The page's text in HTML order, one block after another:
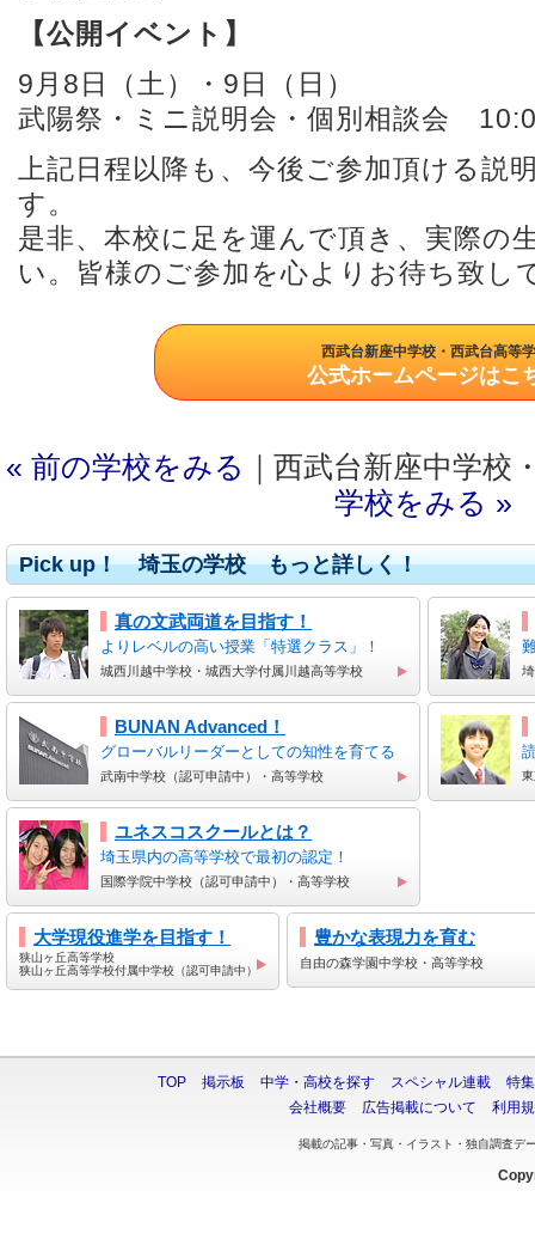
【公開イベント】
9月8日（土）・9日（日）
武陽祭・ミニ説明会・個別相談会
上記日程以降も、今後ご参加頂ける説
す。
是非、本校に足を運んで頂き、実際の
い。皆様のご参加を心よりお待ち致し
西武台新座中学校・西武台高等
公式ホームページはこ
« 前の学校をみる ｜西武台新座中学校
学校をみる »
Pick up！ 埼玉の学校 もっと詳しく！
真の文武両道を目指す！
よりレベルの高い授業「特選クラス」！
城西川越中学校・城西大学付属川越高等学校
BUNAN Advanced！
グローバルリーダーとしての知性を育てる
武南中学校（認可申請中）・高等学校
ユネスコスクールとは？
埼玉県内の高等学校で最初の認定！
国際学院中学校（認可申請中）・高等学校
大学現役進学を目指す！
狭山ヶ丘高等学校
狭山ヶ丘高等学校付属中学校（認可申請中）
豊かな表現力を育む
自由の森学園中学校・高等学校
TOP 掲示板 中学・高校を探す スペシャル連載
特集
会社概要
広告掲載について 利用
掲載の記事・写真・イラスト・独自調査デ